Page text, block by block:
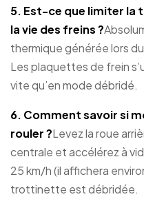
5. Est-ce que limiter
la vie des freins ?
thermique générée lors
Les plaquettes de frein
vite qu’en mode débridé.
6. Comment savoir si
rouler ?Levez la roue
centrale et accélérez à
25 km/h (il affichera
trottinette est débridée.